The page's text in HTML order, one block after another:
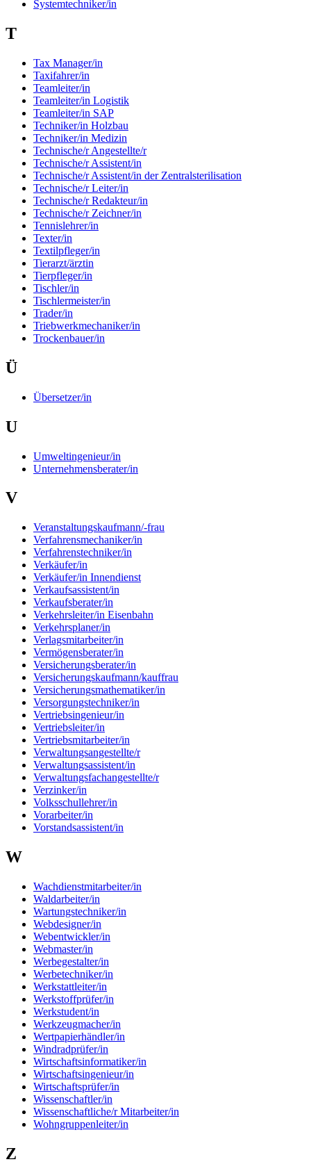
Systemtechniker/in
T
Tax Manager/in
Taxifahrer/in
Teamleiter/in
Teamleiter/in Logistik
Teamleiter/in SAP
Techniker/in Holzbau
Techniker/in Medizin
Technische/r Angestellte/r
Technische/r Assistent/in
Technische/r Assistent/in der Zentralsterilisation
Technische/r Leiter/in
Technische/r Redakteur/in
Technische/r Zeichner/in
Tennislehrer/in
Texter/in
Textilpfleger/in
Tierarzt/ärztin
Tierpfleger/in
Tischler/in
Tischlermeister/in
Trader/in
Triebwerkmechaniker/in
Trockenbauer/in
Ü
Übersetzer/in
U
Umweltingenieur/in
Unternehmensberater/in
V
Veranstaltungskaufmann/-frau
Verfahrensmechaniker/in
Verfahrenstechniker/in
Verkäufer/in
Verkäufer/in Innendienst
Verkaufsassistent/in
Verkaufsberater/in
Verkehrsleiter/in Eisenbahn
Verkehrsplaner/in
Verlagsmitarbeiter/in
Vermögensberater/in
Versicherungsberater/in
Versicherungskaufmann/kauffrau
Versicherungsmathematiker/in
Versorgungstechniker/in
Vertriebsingenieur/in
Vertriebsleiter/in
Vertriebsmitarbeiter/in
Verwaltungsangestellte/r
Verwaltungsassistent/in
Verwaltungsfachangestellte/r
Verzinker/in
Volksschullehrer/in
Vorarbeiter/in
Vorstandsassistent/in
W
Wachdienstmitarbeiter/in
Waldarbeiter/in
Wartungstechniker/in
Webdesigner/in
Webentwickler/in
Webmaster/in
Werbegestalter/in
Werbetechniker/in
Werkstattleiter/in
Werkstoffprüfer/in
Werkstudent/in
Werkzeugmacher/in
Wertpapierhändler/in
Windradprüfer/in
Wirtschaftsinformatiker/in
Wirtschaftsingenieur/in
Wirtschaftsprüfer/in
Wissenschaftler/in
Wissenschaftliche/r Mitarbeiter/in
Wohngruppenleiter/in
Z